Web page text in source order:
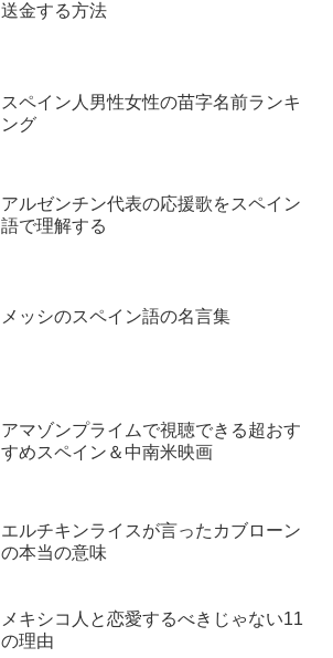
送金する方法
スペイン人男性女性の苗字名前ランキ
ング
アルゼンチン代表の応援歌をスペイン
語で理解する
メッシのスペイン語の名言集
アマゾンプライムで視聴できる超おす
すめスペイン＆中南米映画
エルチキンライスが言ったカブローン
の本当の意味
メキシコ人と恋愛するべきじゃない11
の理由